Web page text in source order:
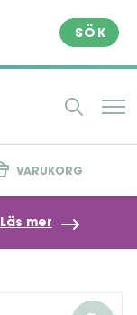
SÖK
VARUKORG
Läs mer